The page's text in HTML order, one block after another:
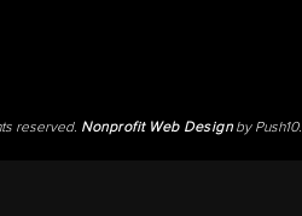
reserved. Nonprofit Web Designby Push10.